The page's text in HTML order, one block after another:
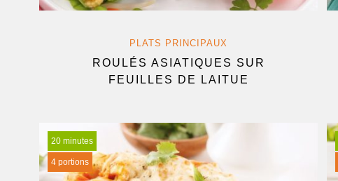
PLATS PRINCIPAUX
ROULÉS ASIATIQUES SUR
FEUILLES DE LAITUE
20 minutes
4 portions